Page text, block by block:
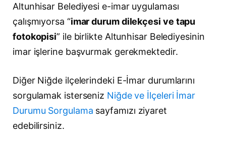
Altunhisar Belediyesi e-imar uygulaması
çalışmıyorsa “imar durum dilekçesi ve tapu
fotokopisi” ile birlikte Altunhisar Belediyesinin
imar işlerine başvurmak gerekmektedir.
Diğer Niğde ilçelerindeki E-İmar durumlarını
sorgulamak isterseniz Niğde ve İlçeleri İmar
Durumu Sorgulama sayfamızı ziyaret
edebilirsiniz.